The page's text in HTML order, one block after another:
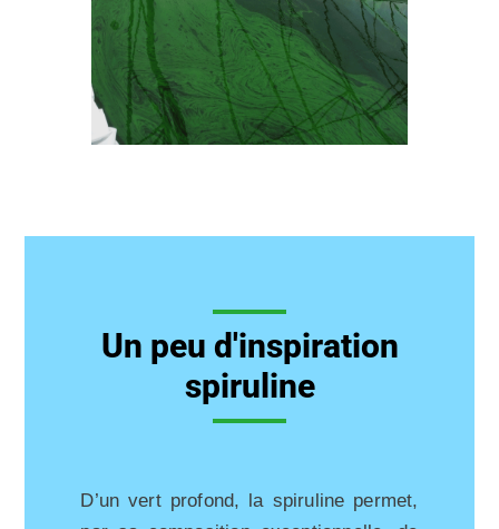
Un peu d'inspiration
spiruline
D’un vert profond, la spiruline permet,